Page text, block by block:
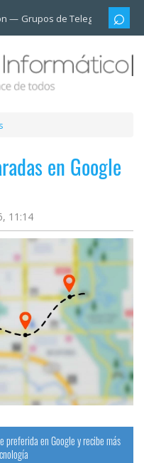
Grupos de Telegram
en Google
11:14
preferida en Google y recibe más